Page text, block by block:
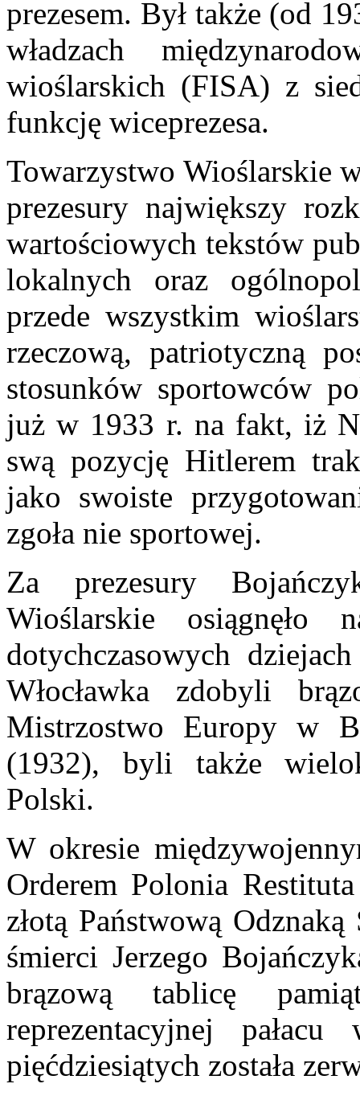
prezesem. Był także (od
władzach
wioślarskich (FISA) z
funkcję wiceprezesa.
Towarzystwo Wioślarskie
prezesury największy
wartościowych tekstów
lokalnych oraz
przede wszystkim
rzeczową, patriotyczną
stosunków sportowców
już w 1933 r. na fakt, iż
swą pozycję Hitlerem
jako swoiste
zgoła nie sportowej.
Za prezesury
Wioślarskie osiągnęło
dotychczasowych
Włocławka zdobyli
Mistrzostwo Europy w
(1932), byli także
Polski.
W okresie
Orderem Polonia
złotą Państwową
śmierci Jerzego
brązową tablicę
reprezentacyjnej
pięćdziesiątych została